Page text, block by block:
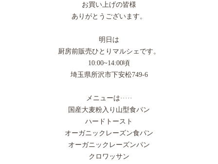
お買い上げの皆様
ありがとうございます。
明日は
厨房前販売ひとりマルシェです。
10:00~14:00頃
埼玉県所沢市下安松749-6
メニューは·····
国産大麦粉入り山型食パン
ハードトースト
オーガニックレーズン食パン
オーガニックレーズンパン
クロワッサン